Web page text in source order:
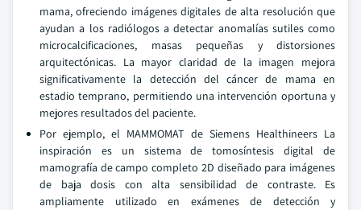
mama, ofreciendo imágenes digitales de alta resolución que
ayudan a los radiólogos a detectar anomalías sutiles como
microcalcificaciones, masas pequeñas y distorsiones
arquitectónicas. La mayor claridad de la imagen mejora
significativamente la detección del cáncer de mama en
estadio temprano, permitiendo una intervención oportuna y
mejores resultados del paciente.
Por ejemplo, el MAMMOMAT de Siemens Healthineers La
inspiración es un sistema de tomosíntesis digital de
mamografía de campo completo 2D diseñado para imágenes
de baja dosis con alta sensibilidad de contraste. Es
ampliamente utilizado en exámenes de detección y